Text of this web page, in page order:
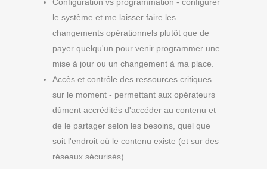
Configuration vs programmation - configurer
le système et me laisser faire les
changements opérationnels plutôt que de
payer quelqu'un pour venir programmer une
mise à jour ou un changement à ma place.
Accès et contrôle des ressources critiques
sur le moment - permettant aux opérateurs
dûment accrédités d'accéder au contenu et
de le partager selon les besoins, quel que
soit l'endroit où le contenu existe (et sur des
réseaux sécurisés).